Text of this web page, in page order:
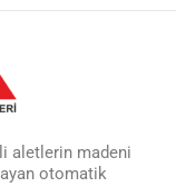
aletlerin madeni
otomatik